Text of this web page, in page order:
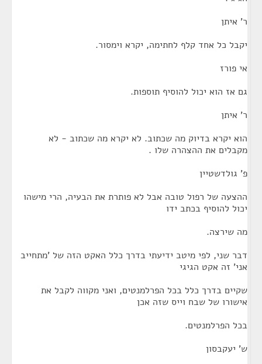
ר' איתן
יקבל כל אחד קלף לחתימה, יקרא וימסור.
אי פורז
גם אז הוא יכול להוסיף תוספות.
ר' איתן
הוא יקרא בדיוק מה שכתוב. לא יקרא מה שכתוב - לא
מקבלים את ההצהרה שלו .
פ' גולדשטיין
ההצעה של רפול טובה אבל לא פותרת את הבעיה, הרי מישהו
יכול להוסיף בכתב ידו
מה שירצה.
דבר שני, לפי מיטב ידיעתי בדרך כלל האקט הזה של 'מתחייב
אני' זה אקט הגיגי
שקיים בדרך כלל בכל הפרלמנטים, ואני מקווה לקבל את
אישורו של שבח וייס שזה אכן
בכל הפרלמנטים.
ש' יעקבסון